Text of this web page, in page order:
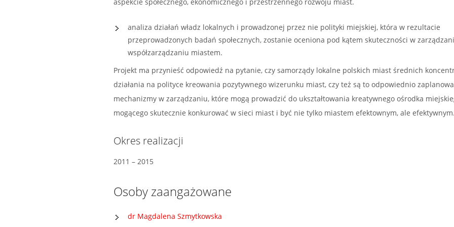
analiza działań władz lokalnych i prowadzonej przez nie polityki miejskiej, która w rezultacie
przeprowadzonych badań społecznych, zostanie oceniona pod kątem skuteczności w
współzarządzaniu miastem.
Projekt ma przynieść odpowiedź na pytanie, czy samorządy lokalne polskich miast średnich
działania na polityce kreowania pozytywnego wizerunku miast, czy też są to odpowiednio
mechanizmy w zarządzaniu, które mogą prowadzić do ukształtowania kreatywnego ośrodka
mogącego skutecznie konkurować w sieci miast i być nie tylko miastem efektownym, ale efektywnym.
Okres realizacji
2011 – 2015
Osoby zaangażowane
dr Magdalena Szmytkowska